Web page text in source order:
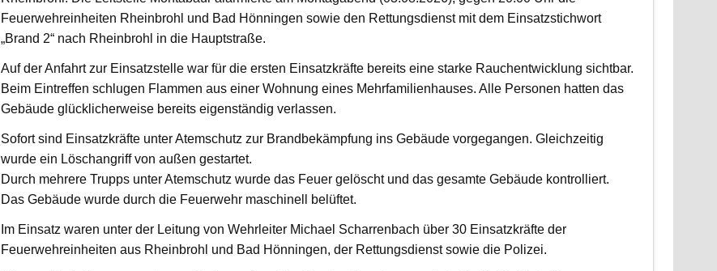
Feuerwehreinheiten Rheinbrohl und Bad Hönningen sowie den Rettungsdienst mit dem Einsatzstichwort
„Brand 2“ nach Rheinbrohl in die Hauptstraße.
Auf der Anfahrt zur Einsatzstelle war für die ersten Einsatzkräfte bereits eine starke Rauchentwicklung sichtbar.
Beim Eintreffen schlugen Flammen aus einer Wohnung eines Mehrfamilienhauses. Alle Personen hatten das
Gebäude glücklicherweise bereits eigenständig verlassen.
Sofort sind Einsatzkräfte unter Atemschutz zur Brandbekämpfung ins Gebäude vorgegangen. Gleichzeitig
wurde ein Löschangriff von außen gestartet.
Durch mehrere Trupps unter Atemschutz wurde das Feuer gelöscht und das gesamte Gebäude kontrolliert.
Das Gebäude wurde durch die Feuerwehr maschinell belüftet.
Im Einsatz waren unter der Leitung von Wehrleiter Michael Scharrenbach über 30 Einsatzkräfte der
Feuerwehreinheiten aus Rheinbrohl und Bad Hönningen, der Rettungsdienst sowie die Polizei.